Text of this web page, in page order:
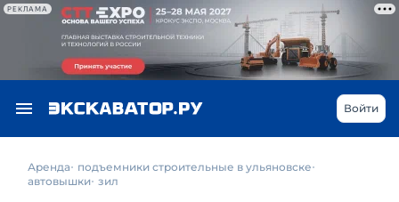
РЕКЛАМА
Войти
Аренда
подъемники строительные в ульяновске
автовышки зил